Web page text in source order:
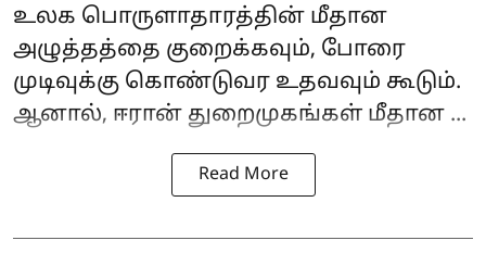
உலக பொருளாதாரத்தின் மீதான
அழுத்தத்தை குறைக்கவும், போரை
முடிவுக்கு கொண்டுவர உதவவும் கூடும்.
ஆனால், ஈரான் துறைமுகங்கள் மீதான ...
Read More